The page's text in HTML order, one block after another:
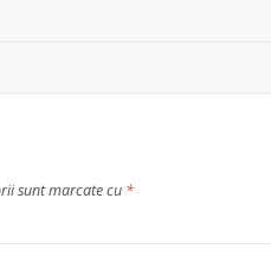
sunt marcate cu *